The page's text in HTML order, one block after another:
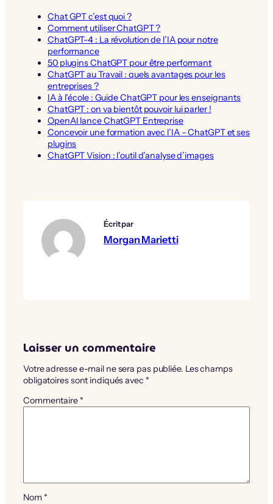
Chat GPT c’est quoi ?
Comment utiliser ChatGPT ?
ChatGPT-4 : La révolution de l’IA pour notre
performance
50 plugins ChatGPT pour être performant
ChatGPT au Travail : quels avantages pour les
entreprises ?
IA à l’école : Guide ChatGPT pour les enseignants
ChatGPT : on va bientôt pouvoir lui parler !
OpenAI lance ChatGPT Entreprise
Concevoir une formation avec l’IA – ChatGPT et ses
plugins
ChatGPT Vision : l’outil d’analyse d’images
Écrit par
Morgan Marietti
Laisser un commentaire
Votre adresse e-mail ne sera pas publiée. Les champs
obligatoires sont indiqués avec *
Commentaire *
Nom *